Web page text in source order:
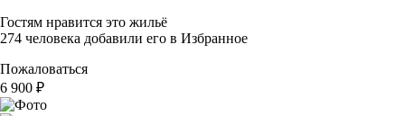
Гостям нравится это жильё
274 человека добавили его в Избранное
Пожаловаться
6 900 ₽